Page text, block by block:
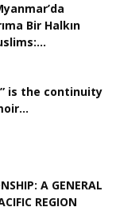
Bir Halkın
is the continuity
A GENERAL
REGION